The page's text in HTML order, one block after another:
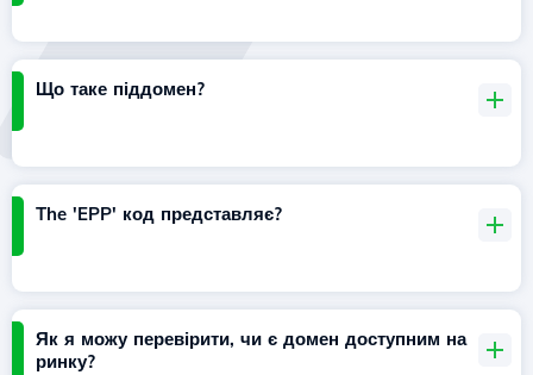
Що таке піддомен?
The 'EPP' код представляє?
Як я можу перевірити, чи є домен доступним на
ринку?